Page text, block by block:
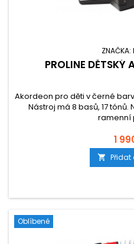
ZNAČKA:
PROLINE DĚTSKÝ
Akordeon pro děti v černé
Nástroj má 8 basů, 17
ramenní
1
 Přidat
Oblíbené